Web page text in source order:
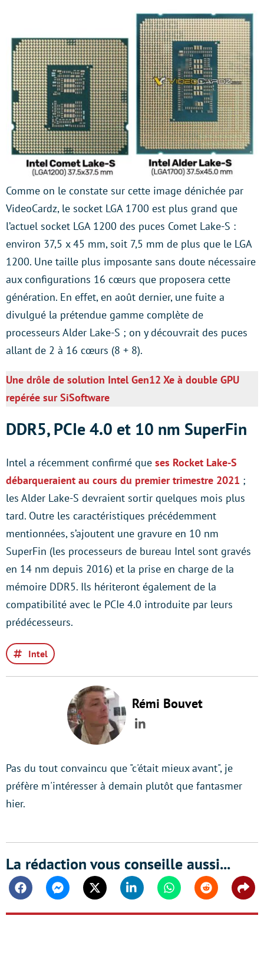
Comme on le constate sur cette image dénichée par
VideoCardz, le socket LGA 1700 est plus grand que
l’actuel socket LGA 1200 des puces Comet Lake-S :
environ 37,5 x 45 mm, soit 7,5 mm de plus que le LGA
1200. Une taille plus imposante sans doute nécessaire
aux configurations 16 cœurs que proposera cette
génération. En effet, en août dernier, une fuite a
divulgué la prétendue gamme complète de
processeurs Alder Lake-S ; on y découvrait des puces
allant de 2 à 16 cœurs (8 + 8).
Une drôle de solution Intel Gen12 Xe à double GPU
repérée sur SiSoftware
DDR5, PCIe 4.0 et 10 nm SuperFin
Intel a récemment confirmé que ses Rocket Lake-S
débarqueraient au cours du premier trimestre 2021 ;
les Alder Lake-S devraient sortir quelques mois plus
tard. Outre les caractéristiques précédemment
mentionnées, s’ajoutent une gravure en 10 nm
SuperFin (les processeurs de bureau Intel sont gravés
en 14 nm depuis 2016) et la prise en charge de la
mémoire DDR5. Ils hériteront également de la
compatibilité avec le PCIe 4.0 introduite par leurs
prédécesseurs.
Intel
Rémi Bouvet
LinkedIn
Pas du tout convaincu que "c'était mieux avant", je
préfère m'intéresser à demain plutôt que fantasmer
hier.
La rédaction vous conseille aussi...
FacebookMessengerTwitter Linkedin WhatsappReddit